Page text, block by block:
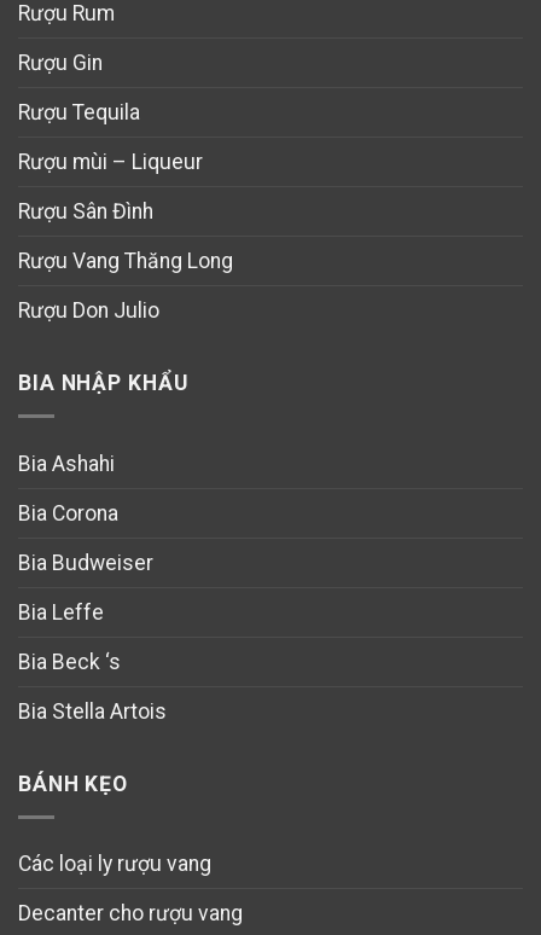
Rượu Rum
Rượu Gin
Rượu Tequila
Rượu mùi – Liqueur
Rượu Sân Đình
Rượu Vang Thăng Long
Rượu Don Julio
BIA NHẬP KHẨU
Bia Ashahi
Bia Corona
Bia Budweiser
Bia Leffe
Bia Beck ‘s
Bia Stella Artois
BÁNH KẸO
Các loại ly rượu vang
Decanter cho rượu vang